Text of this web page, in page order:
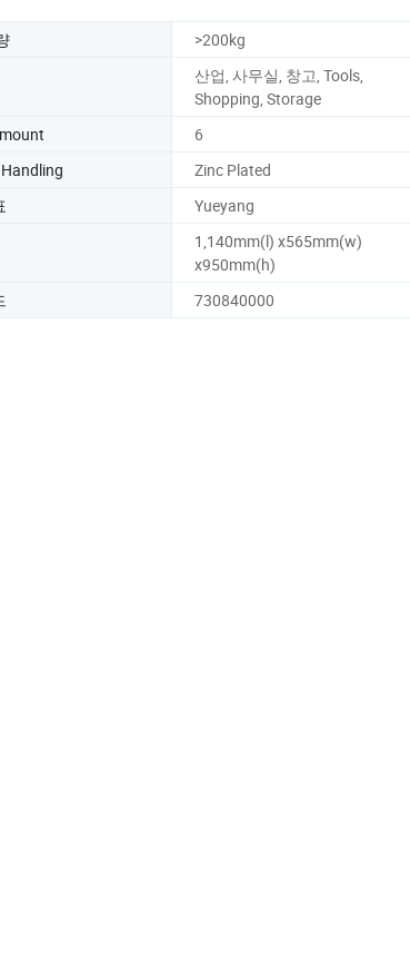
>200kg
산업, 사무실, 창고, Tools,
Shopping, Storage
6
Zinc Plated
Yueyang
1,140mm(l) x565mm(w)
x950mm(h)
730840000